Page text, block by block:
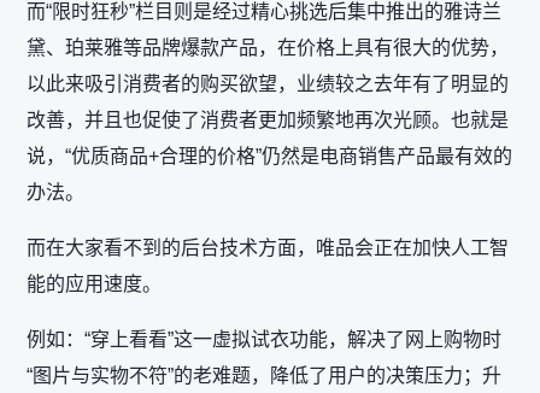
而“限时狂秒”栏目则是经过精心挑选后集中推出的雅诗兰
黛、珀莱雅等品牌爆款产品，在价格上具有很大的优势，
以此来吸引消费者的购买欲望，业绩较之去年有了明显的
改善，并且也促使了消费者更加频繁地再次光顾。也就是
说，“优质商品+合理的价格”仍然是电商销售产品最有效的
办法。
而在大家看不到的后台技术方面，唯品会正在加快人工智
能的应用速度。
例如：“穿上看看”这一虚拟试衣功能，解决了网上购物时
“图片与实物不符”的老难题，降低了用户的决策压力；升